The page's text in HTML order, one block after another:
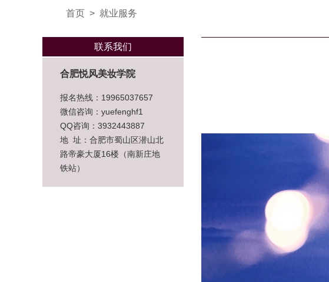
首页 > 就业服务
联系我们
合肥悦风美妆学院
报名热线：19965037657
微信咨询：yuefenghf1
QQ咨询：3932443887
地 址：合肥市蜀山区潜山北
路帝豪大厦16楼（南新庄地
铁站）